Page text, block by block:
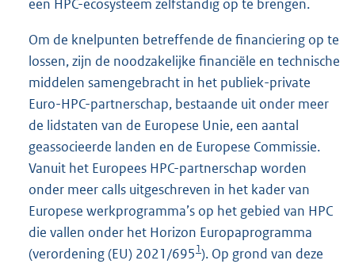
een HPC-ecosysteem zelfstandig op te brengen.
Om de knelpunten betreffende de financiering op te
lossen, zijn de noodzakelijke financiële en technische
middelen samengebracht in het publiek-private
Euro-HPC-partnerschap, bestaande uit onder meer
de lidstaten van de Europese Unie, een aantal
geassocieerde landen en de Europese Commissie.
Vanuit het Europees HPC-partnerschap worden
onder meer calls uitgeschreven in het kader van
Europese werkprogramma’s op het gebied van HPC
die vallen onder het Horizon Europaprogramma
(verordening (EU) 2021/6951). Op grond van deze